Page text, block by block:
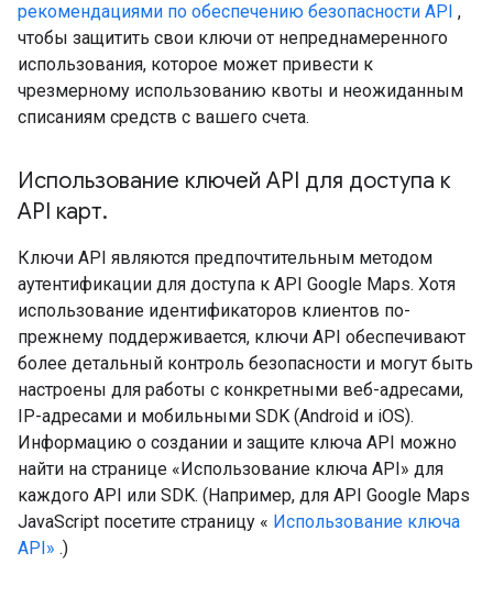
рекомендациями по обеспечению безопасности API ,
чтобы защитить свои ключи от непреднамеренного
использования, которое может привести к
чрезмерному использованию квоты и неожиданным
списаниям средств с вашего счета.
Использование ключей API для доступа к
API карт.
Ключи API являются предпочтительным методом
аутентификации для доступа к API Google Maps. Хотя
использование идентификаторов клиентов по-
прежнему поддерживается, ключи API обеспечивают
более детальный контроль безопасности и могут быть
настроены для работы с конкретными веб-адресами,
IP-адресами и мобильными SDK (Android и iOS).
Информацию о создании и защите ключа API можно
найти на странице «Использование ключа API» для
каждого API или SDK. (Например, для API Google Maps
JavaScript посетите страницу « Использование ключа
API» .)